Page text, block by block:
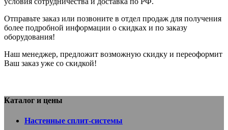
Отправьте заказ или позвоните в отдел продаж для получения
более подробной информации о скидках и по заказу
оборудования!
Наш менеджер, предложит возможную скидку и переоформит
Ваш заказ уже со скидкой!
Каталог и цены
Настенные сплит-системы